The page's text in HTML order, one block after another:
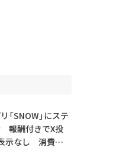
「SNOW」にステ
報酬付きでX投
示なし 消費者